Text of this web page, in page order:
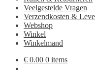
Veelgestelde Vragen
Verzendkosten &
Webshop
Winkel
Winkelmand
€ 0.00 0 items